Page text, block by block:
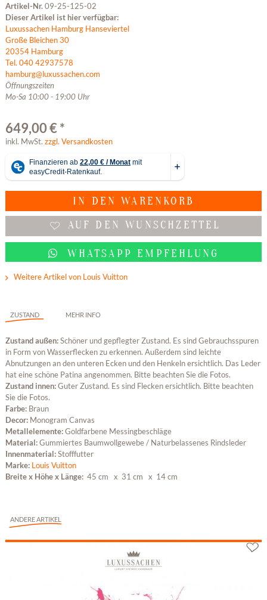
Artikel-Nr.09-25-125-02
Dieser Artikel ist hier verfügbar:
Luxussachen Hamburg Hanseviertel
Große Bleichen 30
20354 Hamburg
Tel. 040 42937578
hamburg@luxussachen.com
Öffnungszeiten
Mo-Sa 10:00 - 19:00 Uhr
649,00 € *
inkl. MwSt. zzgl. Versandkosten
IN DEN WARENKORB
AUF DEN WUNSCHZETTEL
WHATSAPP EMPFEHLUNG
Weitere Artikel von Louis Vuitton
ZUSTAND MEHR INFO
Zustand außen:Schöner und gepflegter Zustand. Es sind Gebrauchsspuren
in Form von Wasserflecken zu erkennen. Außerdem sind leichte
Abnutzungen an den unteren Ecken und den Henkeln ersichtlich. Das Leder
hat eine schöne Patina angenommen. Bitte beachten Sie die Fotos.
Zustand innen:Guter Zustand. Es sind Flecken ersichtlich. Bitte beachten
Sie die Fotos.
Farbe: Braun
Decor: Monogram Canvas
Metallelemente:Goldfarbene Messingbeschläge
Material:Gummiertes Baumwollgewebe / Naturbelassenes Rindsleder
Innenmaterial:Stofffutter
Marke: Louis Vuitton
Breite x Höhe x Länge: 45 cm x 31 cm x 14 cm
ANDERE ARTIKEL